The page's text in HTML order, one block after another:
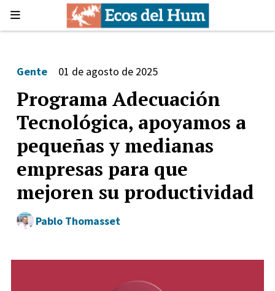
Programa Adecuación
Tecnológica, apoyamos a
pequeñas y medianas
empresas para que
mejoren su productividad
Gente 01 de agosto de 2025
Pablo Thomasset